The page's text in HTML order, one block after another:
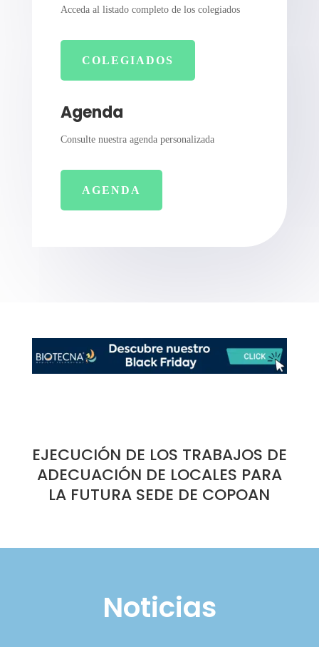
Acceda al listado completo de los colegiados
COLEGIADOS
Agenda
Consulte nuestra agenda personalizada
AGENDA
EJECUCIÓN DE LOS TRABAJOS DE
ADECUACIÓN DE LOCALES PARA
LA FUTURA SEDE DE COPOAN
Noticias